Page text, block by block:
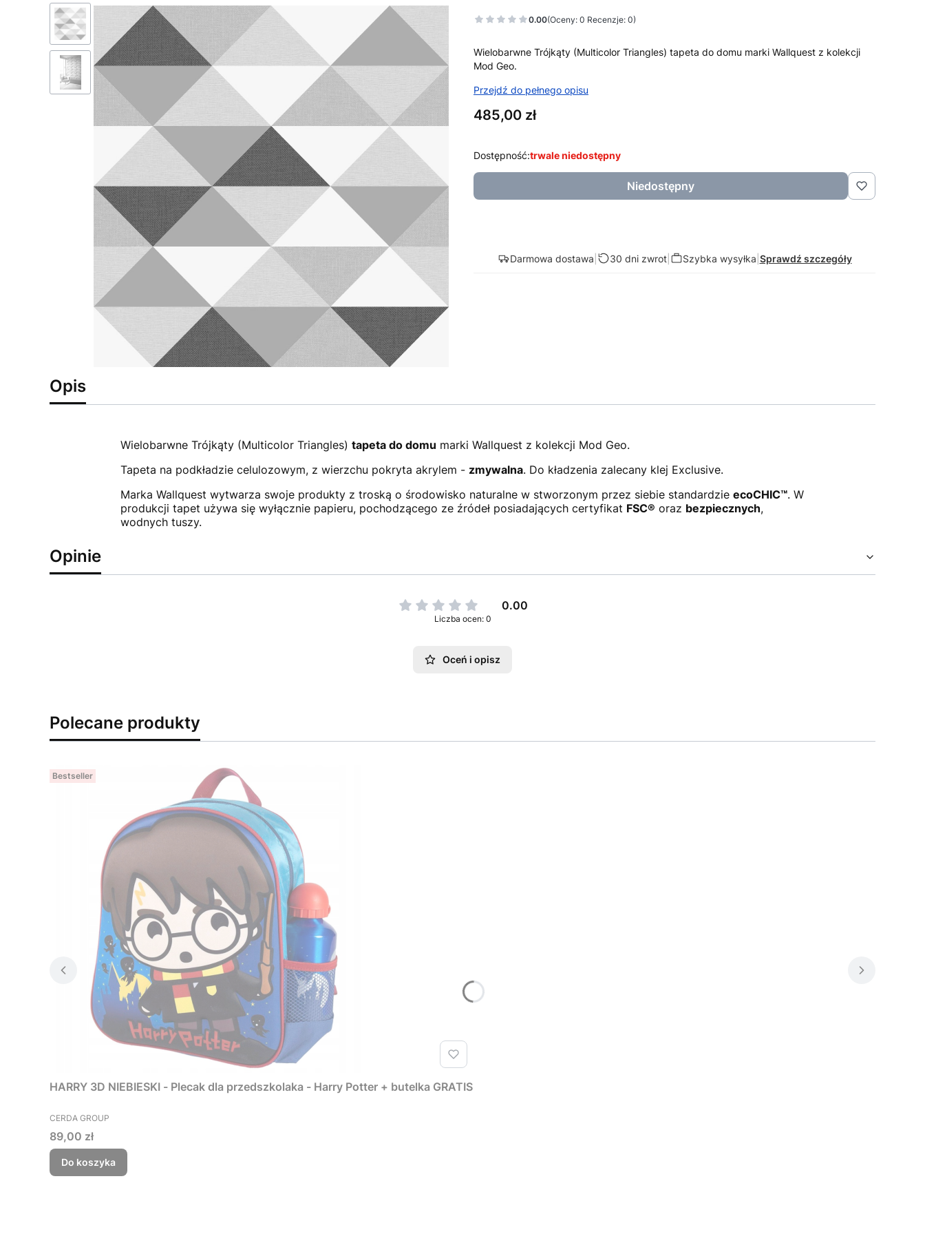
0.00(Oceny: 0 Recenzje: 0)
Wielobarwne Trójkąty (Multicolor Triangles) tapeta do domu marki Wallquest z kolekcji
Mod Geo.
Przejdź do pełnego opisu
Cena
485,00 zł
Dostępność:trwale niedostępny
Niedostępny
Darmowa dostawa 30 dni zwrot| Szybka wysyłka Sprawdź szczegóły
Opis
Wielobarwne Trójkąty (Multicolor Triangles) tapeta do domu marki Wallquest z kolekcji Mod Geo.
Tapeta na podkładzie celulozowym, z wierzchu pokryta akrylem - zmywalna. Do kładzenia zalecany klej Exclusive.
Marka Wallquest wytwarza swoje produkty z troską o środowisko naturalne w stworzonym przez siebie standardzie ecoCHIC™. W
produkcji tapet używa się wyłącznie papieru, pochodzącego ze źródeł posiadających certyfikat FSC® oraz bezpiecznych,
wodnych tuszy.
Opinie
0.00
Liczba ocen: 0
Oceń i opisz
Polecane produkty
Bestseller
HARRY 3D NIEBIESKI - Plecak dla przedszkolaka - Harry Potter + butelka GRATIS
PRODUCENT
CERDA GROUP
Cena
89,00 zł
Do koszyka